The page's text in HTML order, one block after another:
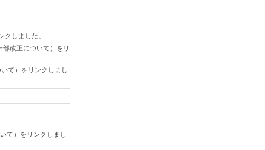
クしました。
改正について）をリ
て）をリンクしまし
て）をリンクしまし